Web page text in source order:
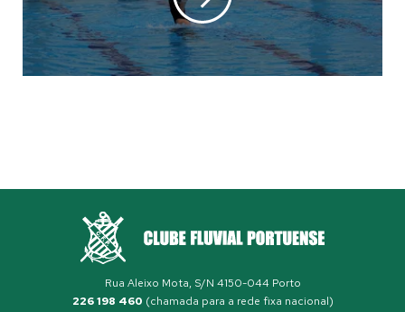
Rua Aleixo Mota, S/N 4150-044 Porto
226 198 460 (chamada para a rede fixa nacional)